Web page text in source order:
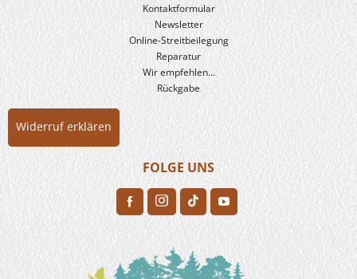
Kontaktformular
Newsletter
Online-Streitbeilegung
Reparatur
Wir empfehlen...
Rückgabe
Widerruf erklären
FOLGE UNS
H F